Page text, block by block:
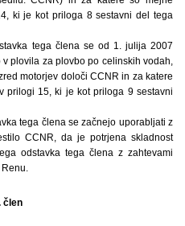
ki je kot priloga 8 sestavni del tega
tega člena se od 1. julija 2007
plovila za plovbo po celinskih vodah,
motorjev določi CCNR in za katere
prilogi 15, ki je kot priloga 9 sestavni
tega člena se začnejo uporabljati z
CCNR, da je potrjena skladnost
odstavka tega člena z zahtevami
člen